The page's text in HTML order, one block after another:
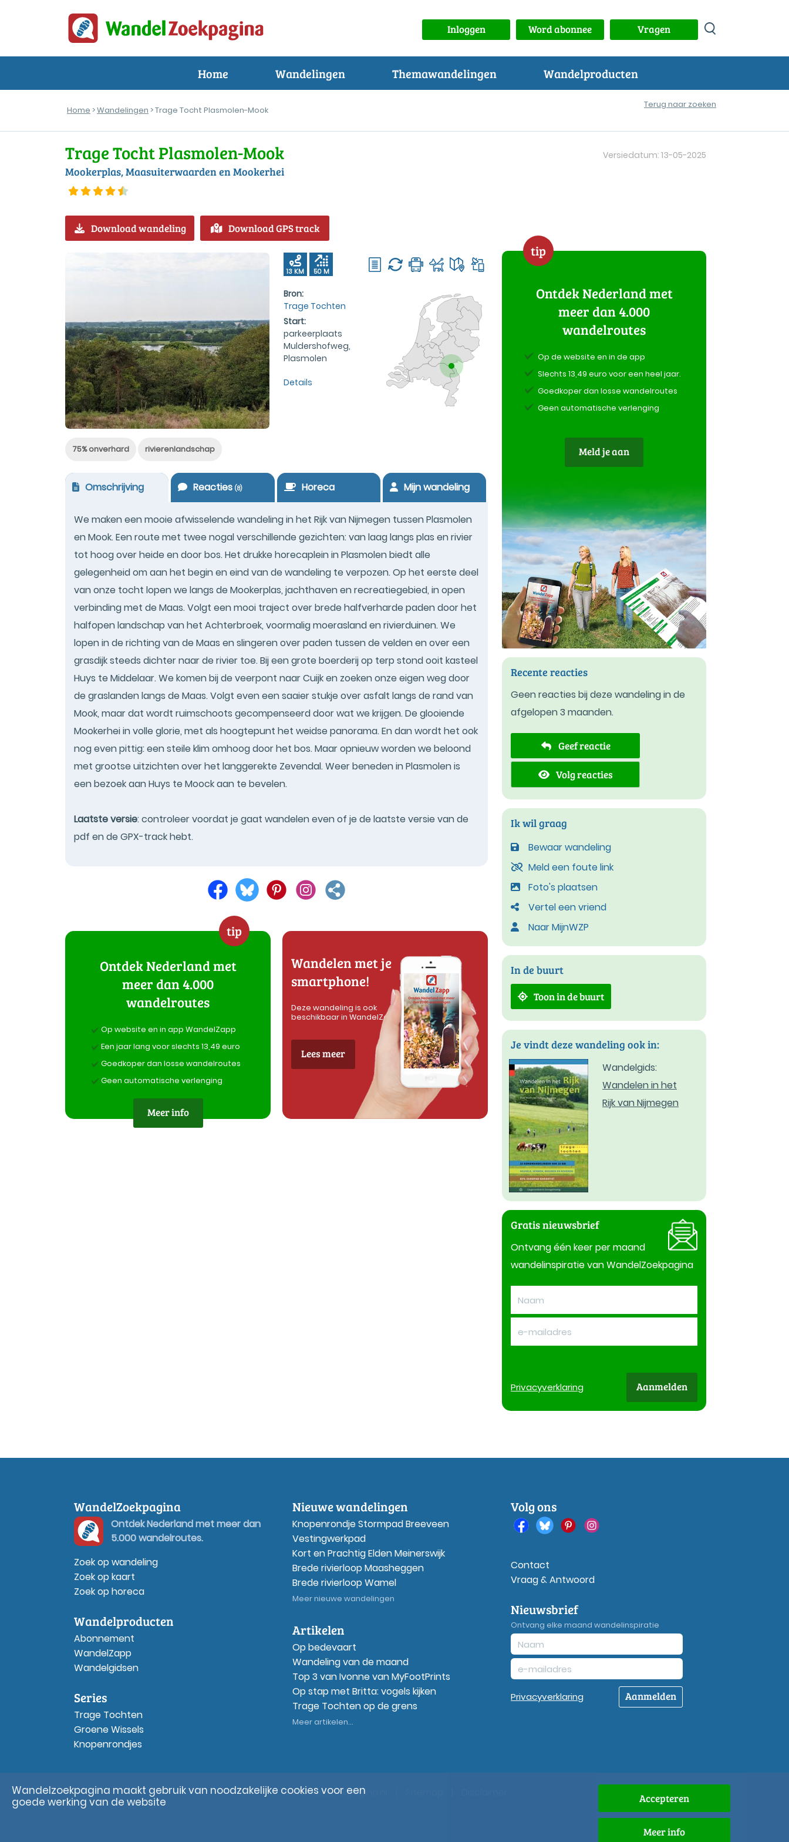
Inloggen Word abonnee Vragen
Home Wandelingen Themawandelingen Wandelproducten
Home >Wandelingen > Trage Tocht Plasmolen-Mook
Terug naar zoeken
Trage Tocht Plasmolen-Mook
Mookerplas, Maasuiterwaarden en Mookerhei
Versiedatum: 13-05-2025
Download wandeling Download GPS track
13 KM 50 M
Bron:
Trage Tochten
Start:
parkeerplaats
Muldershofweg,
Plasmolen
Details
75% onverhard rivierenlandschap
Omschrijving Reacties(8) Horeca Mijn wandeling
We maken een mooie afwisselende wandeling in het Rijk van Nijmegen tussen Plasmolen
en Mook. Een route met twee nogal verschillende gezichten: van laag langs plas en rivier
tot hoog over heide en door bos. Het drukke horecaplein in Plasmolen biedt alle
gelegenheid om aan het begin en eind van de wandeling te verpozen. Op het eerste deel
van onze tocht lopen we langs de Mookerplas, jachthaven en recreatiegebied, in open
verbinding met de Maas. Volgt een mooi traject over brede halfverharde paden door het
halfopen landschap van het Achterbroek, voormalig moerasland en rivierduinen. We
lopen in de richting van de Maas en slingeren over paden tussen de velden en over een
grasdijk steeds dichter naar de rivier toe. Bij een grote boerderij op terp stond ooit kasteel
Huys te Middelaar. We komen bij de veerpont naar Cuijk en zoeken onze eigen weg door
de graslanden langs de Maas. Volgt even een saaier stukje over asfalt langs de rand van
Mook, maar dat wordt ruimschoots gecompenseerd door wat we krijgen. De glooiende
Mookerhei in volle glorie, met als hoogtepunt het weidse panorama. En dan wordt het ook
nog even pittig: een steile klim omhoog door het bos. Maar opnieuw worden we beloond
met grootse uitzichten over het langgerekte Zevendal. Weer beneden in Plasmolen is
een bezoek aan Huys te Moock aan te bevelen.
Laatste versie: controleer voordat je gaat wandelen even of je de laatste versie van de
pdf en de GPX-track hebt.
tip
Ontdek Nederland met
meer dan 4.000
wandelroutes
Op website en in app WandelZapp
Een jaar lang voor slechts 13,49 euro
Goedkoper dan losse wandelroutes
Geen automatische verlenging
Meer info
Wandelen met je
smartphone!
Deze wandeling is ook
beschikbaar in WandelZapp
Lees meer
tip
Ontdek Nederland met
meer dan 4.000
wandelroutes
Op de website en in de app
Slechts 13,49 euro voor een heel jaar.
Goedkoper dan losse wandelroutes
Geen automatische verlenging
Meld je aan
Recente reacties
Geen reacties bij deze wandeling in de
afgelopen 3 maanden.
Geef reactie
Volg reacties
Ik wil graag
Bewaar wandeling
Meld een foute link
Foto's plaatsen
Vertel een vriend
Naar MijnWZP
In de buurt
Toon in de buurt
Je vindt deze wandeling ook in:
Wandelgids:
Wandelen in het
Rijk van Nijmegen
Gratis nieuwsbrief
Ontvang één keer per maand
wandelinspiratie van WandelZoekpagina
Privacyverklaring Aanmelden
WandelZoekpagina
Ontdek Nederland met meer dan
5.000 wandelroutes.
Zoek op wandeling
Zoek op kaart
Zoek op horeca
Wandelproducten
Abonnement
WandelZapp
Wandelgidsen
Series
Trage Tochten
Groene Wissels
Knopenrondjes
Nieuwe wandelingen
Knopenrondje Stormpad Breeveen
Vestingwerkpad
Kort en Prachtig Elden Meinerswijk
Brede rivierloop Maasheggen
Brede rivierloop Wamel
Meer nieuwe wandelingen
Artikelen
Op bedevaart
Wandeling van de maand
Top 3 van Ivonne van MyFootPrints
Op stap met Britta: vogels kijken
Trage Tochten op de grens
Meer artikelen...
Volg ons
Contact
Vraag & Antwoord
Nieuwsbrief
Ontvang elke maand wandelinspiratie
Privacyverklaring Aanmelden
© Wandelzoekpagina.nl
Wandelzoekpagina maakt gebruik van noodzakelijke cookies voor een
goede werking van de website
Accepteren
Meer info